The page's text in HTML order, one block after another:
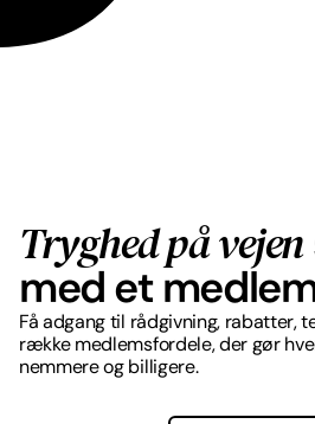
Tryghed på vejen
med et
Få adgang til rådgivning, rabatter,
række medlemsfordele, der gør
nemmere og billigere.